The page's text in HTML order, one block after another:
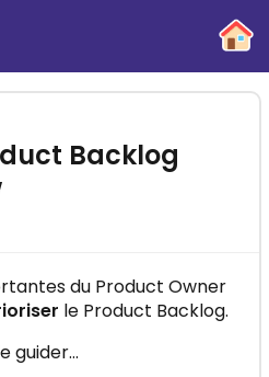
Backlog
du Product Owner
le Product Backlog.
guider...
en quelques
jour !
!